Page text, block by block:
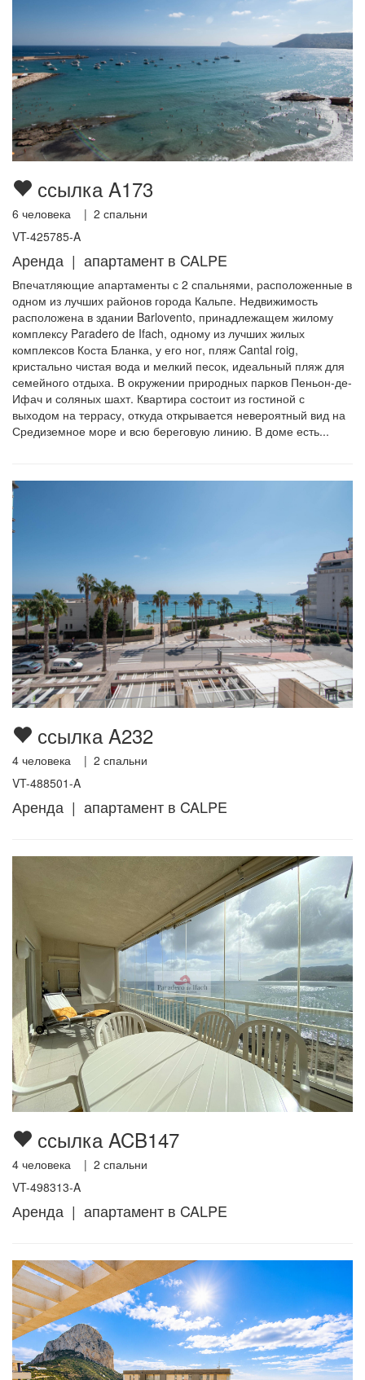
ссылка A173
6 человека | 2 спальни
VT-425785-A
Аренда | апартамент в CALPE
Впечатляющие апартаменты с 2 спальнями, расположенные в
одном из лучших районов города Кальпе. Недвижимость
расположена в здании Barlovento, принадлежащем жилому
комплексу Paradero de Ifach, одному из лучших жилых
комплексов Коста Бланка, у его ног, пляж Cantal roig,
кристально чистая вода и мелкий песок, идеальный пляж для
семейного отдыха. В окружении природных парков Пеньон-де-
Ифач и соляных шахт. Квартира состоит из гостиной с
выходом на террасу, откуда открывается невероятный вид на
Средиземное море и всю береговую линию. В доме есть...
ссылка A232
4 человека | 2 спальни
VT-488501-A
Аренда | апартамент в CALPE
ссылка ACB147
4 человека | 2 спальни
VT-498313-A
Аренда | апартамент в CALPE